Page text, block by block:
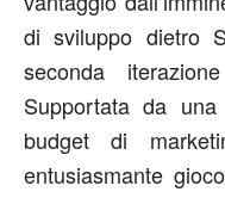
di sviluppo dietro
seconda
Supportata da
budget di
entusiasmante